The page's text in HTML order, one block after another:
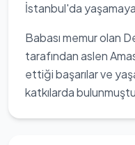
İstanbul'da
Babası memur olan
tarafından aslen
ettiği başarılar ve
katkılarda